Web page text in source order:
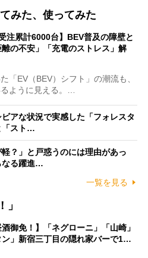
みた、使ってみた
注累計6000台】BEV普及の障壁と
の不安」「充電のストレス」解
「EV（BEV）シフト」の潮流も、
ように見える。…
ビアな状況で実感した「フォレスタ
「スト…
？」と戸惑うのには理由があっ
る躍進…
一覧を見る
」
酒御免！】「ネグローニ」「山崎」
ン」新宿三丁目の隠れ家バーで1…